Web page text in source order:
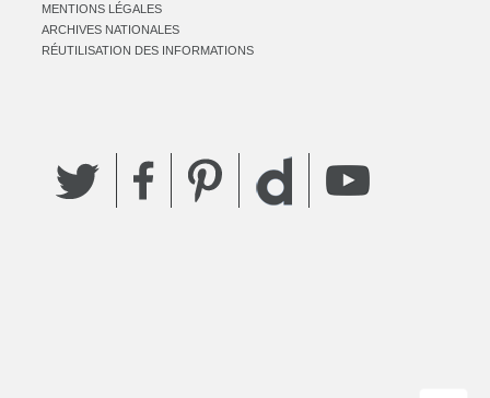
MENTIONS LÉGALES
ARCHIVES NATIONALES
RÉUTILISATION DES INFORMATIONS